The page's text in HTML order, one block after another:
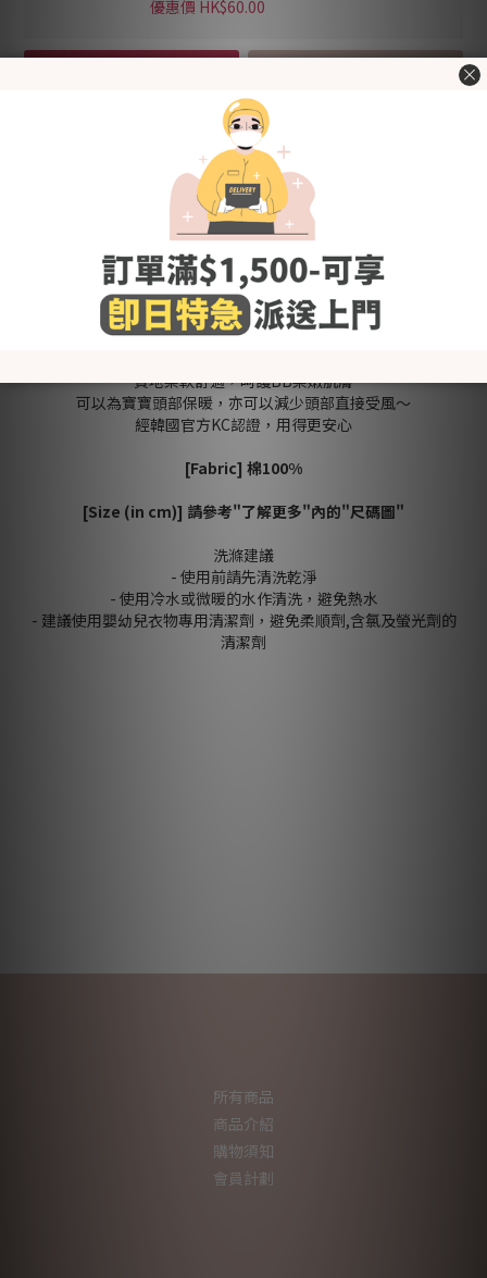
優惠價 HK$60.00
加入追蹤清單
送貨及付款方
式
Made in Korea
質地柔軟舒適，呵護BB柔嫩肌膚
可以為寶寶頭部保暖，亦可以減少頭部直接受風～
經韓國官方KC認證，用得更安心
[Fabric] 棉100%
[Size (in cm)] 請參考"了解更多"內的"尺碼圖"
洗滌建議
- 使用前請先清洗乾淨
- 使用冷水或微暖的水作清洗，避免熱水
- 建議使用嬰幼兒衣物專用清潔劑，避免柔順劑,含氯及螢光劑的
清潔劑
所有商品
商品介紹
購物須知
會員計劃